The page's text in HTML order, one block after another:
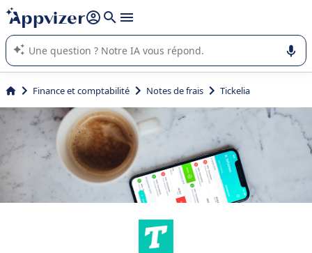
répondre (plusieurs lignes avec
L'IA de Appvizer vous guide dans l'utilisation ou la sélection de
logiciel SaaS en entreprise.
Finance et comptabilité Notes de frais Tickelia